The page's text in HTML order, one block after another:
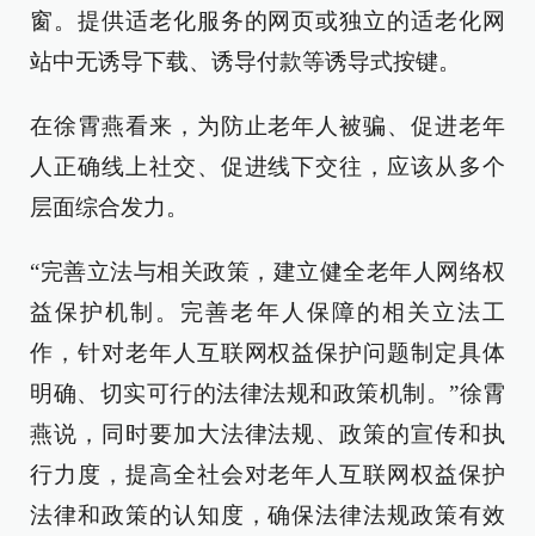
窗。提供适老化服务的网页或独立的适老化网
站中无诱导下载、诱导付款等诱导式按键。
在徐霄燕看来，为防止老年人被骗、促进老年
人正确线上社交、促进线下交往，应该从多个
层面综合发力。
“完善立法与相关政策，建立健全老年人网络权
益保护机制。完善老年人保障的相关立法工
作，针对老年人互联网权益保护问题制定具体
明确、切实可行的法律法规和政策机制。”徐霄
燕说，同时要加大法律法规、政策的宣传和执
行力度，提高全社会对老年人互联网权益保护
法律和政策的认知度，确保法律法规政策有效